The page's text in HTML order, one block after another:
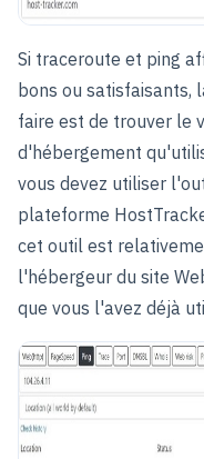
Si traceroute et ping
bons ou satisfaisants,
faire est de trouver le
d'hébergement
vous devez utiliser
plateforme
cet outil est
l'hébergeur du site
que vous l'avez déjà